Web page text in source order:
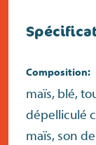
Composition:
maïs, blé,
dépelliculé
maïs, son